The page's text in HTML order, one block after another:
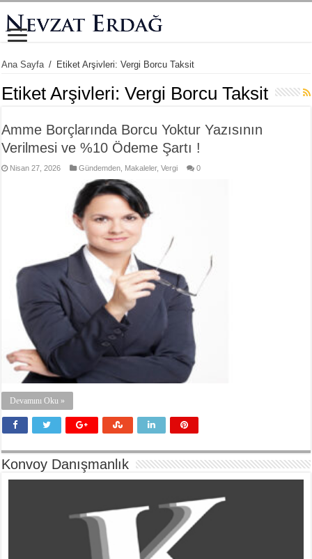
Ana Sayfa / Etiket Arşivleri: Vergi Borcu Taksit
Etiket Arşivleri:Vergi Borcu Taksit
Amme Borçlarında Borcu Yoktur Yazısının
Verilmesi ve %10 Ödeme Şartı !
Nisan 27, 2026 Gündemden Makaleler,Vergi 0
Devamını Oku »
Konvoy Danışmanlık